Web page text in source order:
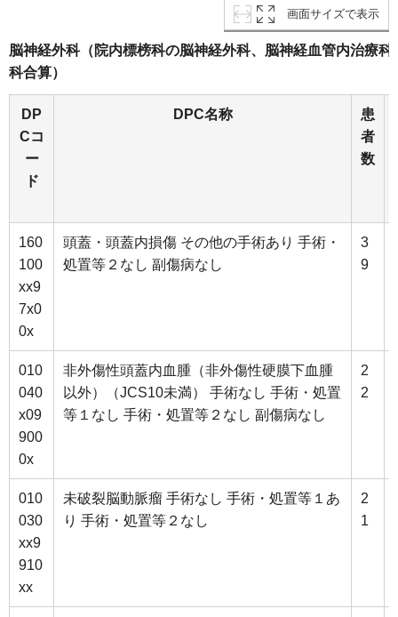
画面サイズで表示
脳神経外科（院内標榜科の脳神経外科、脳神経血管内治療
科合算）
DP
Cコ
ー
ド
DPC名称
患
者
数
160
100
xx9
7x0
0x
頭蓋・頭蓋内損傷 その他の手術あり 手術・
処置等２なし 副傷病なし
3
9
010
040
x09
900
0x
非外傷性頭蓋内血腫（非外傷性硬膜下血腫
以外）（JCS10未満） 手術なし 手術・処置
等１なし 手術・処置等２なし 副傷病なし
2
2
010
030
xx9
910
xx
未破裂脳動脈瘤 手術なし 手術・処置等１あ
り 手術・処置等２なし
2
1